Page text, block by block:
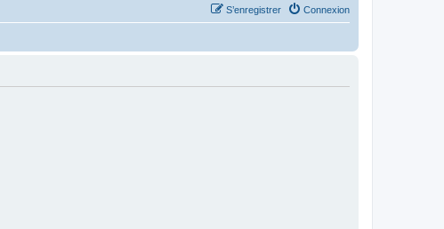
Connexion
S’enregistrer